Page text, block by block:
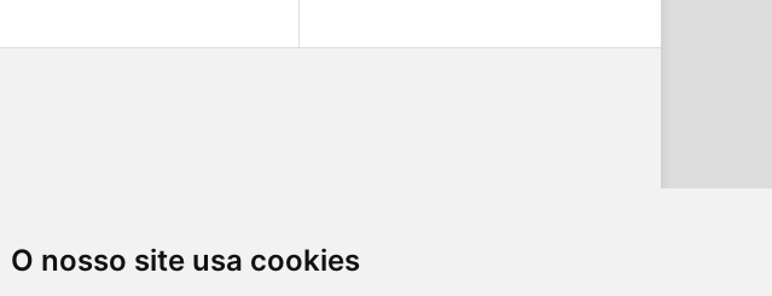
O nosso site usa cookies
SemDerivações 4.0 Internacional